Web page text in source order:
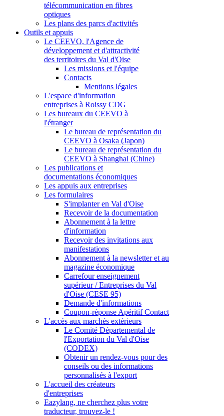
télécommunication en fibres
optiques
Les plans des parcs d'activités
Outils et appuis
Le CEEVO, l'Agence de
développement et d'attractivité
des territoires du Val d'Oise
Les missions et l'équipe
Contacts
Mentions légales
L'espace d'information
entreprises à Roissy CDG
Les bureaux du CEEVO à
l'étranger
Le bureau de représentation du
CEEVO à Osaka (Japon)
Le bureau de représentation du
CEEVO à Shanghai (Chine)
Les publications et
documentations économiques
Les appuis aux entreprises
Les formulaires
S'implanter en Val d'Oise
Recevoir de la documentation
Abonnement à la lettre
d'information
Recevoir des invitations aux
manifestations
Abonnement à la newsletter et au
magazine économique
Carrefour enseignement
supérieur / Entreprises du Val
d'Oise (CESE 95)
Demande d'informations
Coupon-réponse Apéritif Contact
L'accès aux marchés extérieurs
Le Comité Départemental de
l'Exportation du Val d'Oise
(CODEX)
Obtenir un rendez-vous pour des
conseils ou des informations
personnalisés à l'export
L'accueil des créateurs
d'entreprises
Eazylang, ne cherchez plus votre
traducteur, trouvez-le !